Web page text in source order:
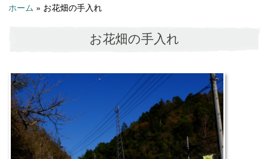
ホーム » お花畑の手入れ
お花畑の手入れ